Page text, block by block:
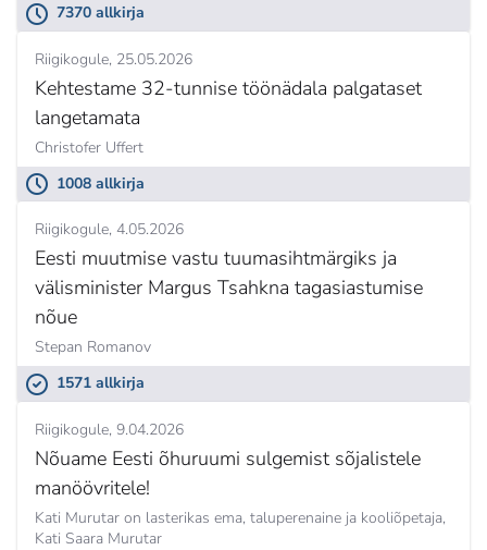
7370 allkirja
Riigikogule 25.05.2026
Kehtestame 32-tunnise töönädala palgataset
langetamata
Christofer Uffert
1008 allkirja
Riigikogule 4.05.2026
Eesti muutmise vastu tuumasihtmärgiks ja
välisminister Margus Tsahkna tagasiastumise
nõue
Stepan Romanov
1571 allkirja
Riigikogule 9.04.2026
Nõuame Eesti õhuruumi sulgemist sõjalistele
manöövritele!
Kati Murutar on lasterikas ema, taluperenaine ja kooliõpetaja,
Kati Saara Murutar